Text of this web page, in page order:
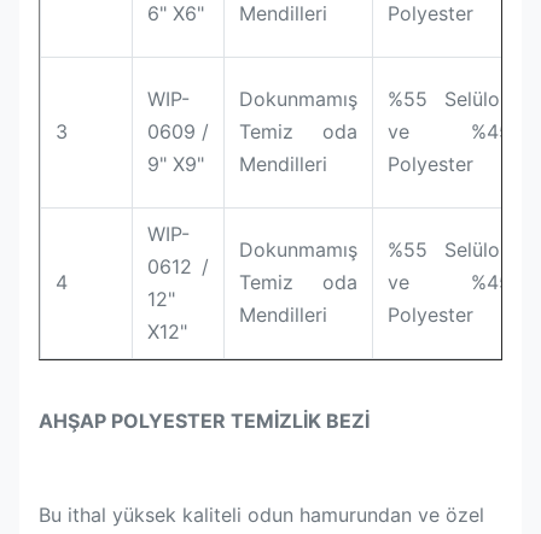
6" X6"
Mendilleri
Polyester
3
WIP-
0609 /
9" X9"
Dokunmamış
Temiz oda
Mendilleri
%55 Selüloz
ve %45
Polyester
4
WIP-
0612 /
12"
X12"
Dokunmamış
Temiz oda
Mendilleri
%55 Selüloz
ve %45
Polyester
AHŞAP POLYESTER TEMİZLİK BEZİ
Bu ithal yüksek kaliteli odun hamurundan ve özel